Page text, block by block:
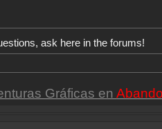
ask here in the forums!
Gráficas en